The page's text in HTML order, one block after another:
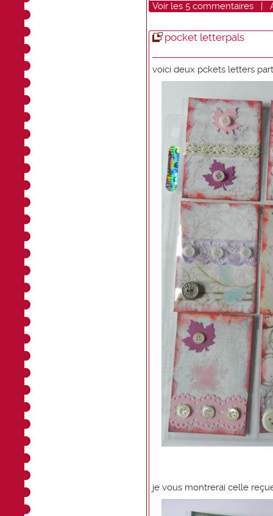
Voir les 5 commentaires |
pocket letterpals
voici deux pckets letters
je vous montrerai celle